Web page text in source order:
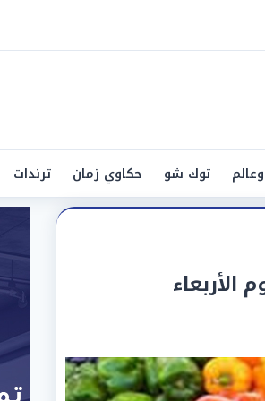
توك شو حكاوي زمان ترندات